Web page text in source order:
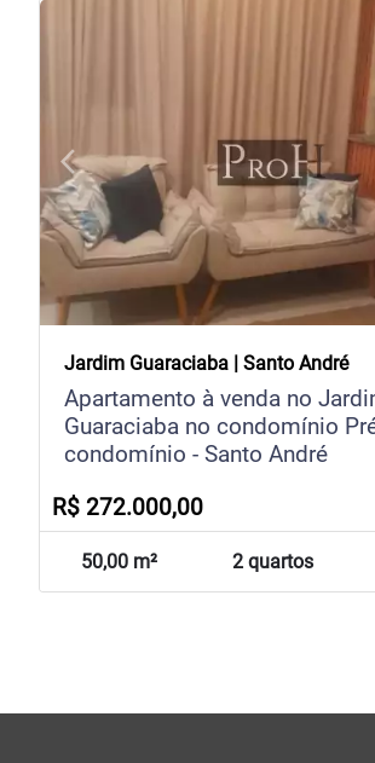
arrow_back_iosPrevious
Jardim Guaraciaba | Santo André
Apartamento à venda no
Guaraciaba no condomínio
condomínio - Santo André
R$ 272.000,00
50,00 m² 2 quartos